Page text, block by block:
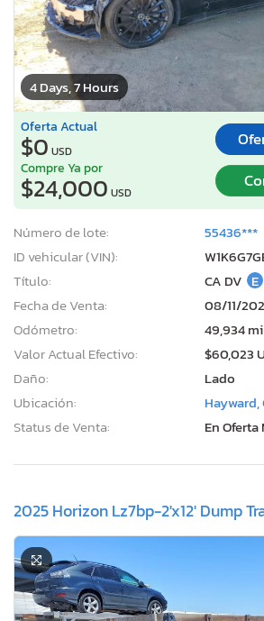
4 Days, 7 Hours
Oferta Actual
$0 USD
Compre Ya por
$24,000 USD
Número de lote:
55436***
ID vehicular (VIN):
Título:
CA DV E
Fecha de Venta:
08/11/
Odómetro:
49,934
Valor Actual Efectivo:
$60,023
Daño:
Lado
Ubicación:
Hayward,
Status de Venta:
En
2025 Horizon Lz7bp-2'x12' Dump